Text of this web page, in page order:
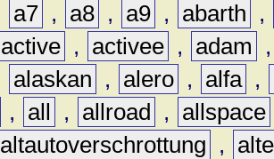
a7 , a8 , a9 , abarth
,
active , activee , adam
alaskan , alero , alfa ,
, all , allroad , allspace
altautoverschrottung ,